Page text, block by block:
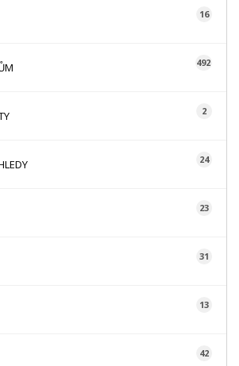
16
492
2
24
23
31
13
42